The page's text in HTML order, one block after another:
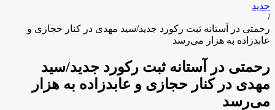
جدید
/
رحمتی در آستانه ثبت رکورد جدید/سید مهدی در کنار حجازی و
عابدزاده به هزار می‌رسد
رحمتی در آستانه ثبت رکورد جدید/سید
مهدی در کنار حجازی و عابدزاده به هزار
می‌رسد